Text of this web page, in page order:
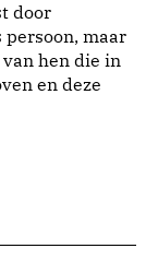
door
maar
hen die in
en deze